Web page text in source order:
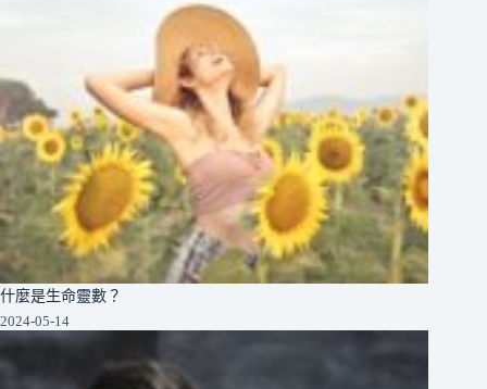
什麼是生命靈數？
2024-05-14